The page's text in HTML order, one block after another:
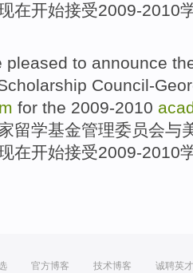
在开始接受2009-2010
pleased to announce
Council-
for the 2009-2010
留学基金管理委员会与
在开始接受2009-2010
官方博客 技术博客 诚聘英才